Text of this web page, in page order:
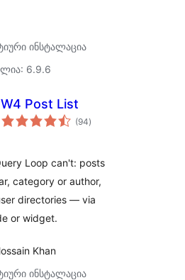
ინსტალაცია
6.9.6
W4 Post List
(94საერთო
რეიტინგი
)
Loop can't: posts
category or author,
directories — via
or widget.
Khan
ინსტალაცია